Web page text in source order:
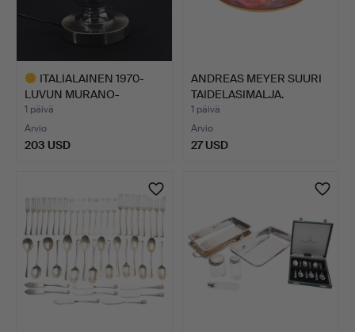
ITALIALAINEN 1970-
LUVUN MURANO-
LASINEN PÖY…
1 päivä
Arvio
203 USD
ANDREAS MEYER SUURI
TAIDELASIMALJA.
1 päivä
Arvio
27 USD